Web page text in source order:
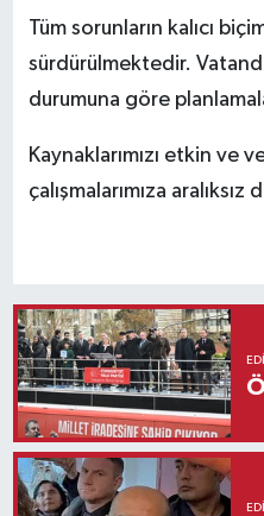
Tüm sorunların kalıcı
sürdürülmektedir.
durumuna göre
Kaynaklarımızı etkin ve
çalışmalarımıza